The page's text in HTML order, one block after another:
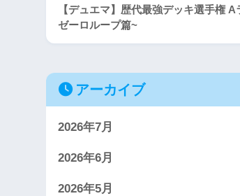
【デュエマ】歴代最強デッキ選手権 A
ゼーロループ篇~
アーカイブ
2026年7月
2026年6月
2026年5月